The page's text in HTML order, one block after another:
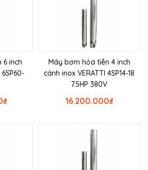
inch
₫
Máy bơm hỏa tiễn 4 inch
cánh inox VERATTI 4SP14-18
7.5HP 380V
₫
16.200.000